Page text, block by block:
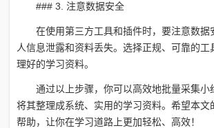
### 3. 注意数据安全
在使用第三方工具和插件时，要注意数据
人信息泄露和资料丢失。选择正规、可靠的工
理好的学习资料。
通过以上步骤，你可以高效地批量采集小
将其整理成系统、实用的学习资料。希望本文
帮助，让你在学习道路上更加轻松、高效！